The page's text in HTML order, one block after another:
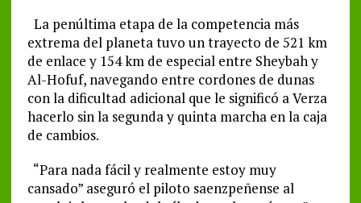
La penúltima etapa de la competencia más
extrema del planeta tuvo un trayecto de 521 km
de enlace y 154 km de especial entre Sheybah y
Al-Hofuf, navegando entre cordones de dunas
con la dificultad adicional que le significó a Verza
hacerlo sin la segunda y quinta marcha en la caja
de cambios.
“Para nada fácil y realmente estoy muy
cansado” aseguró el piloto saenzpeñense al